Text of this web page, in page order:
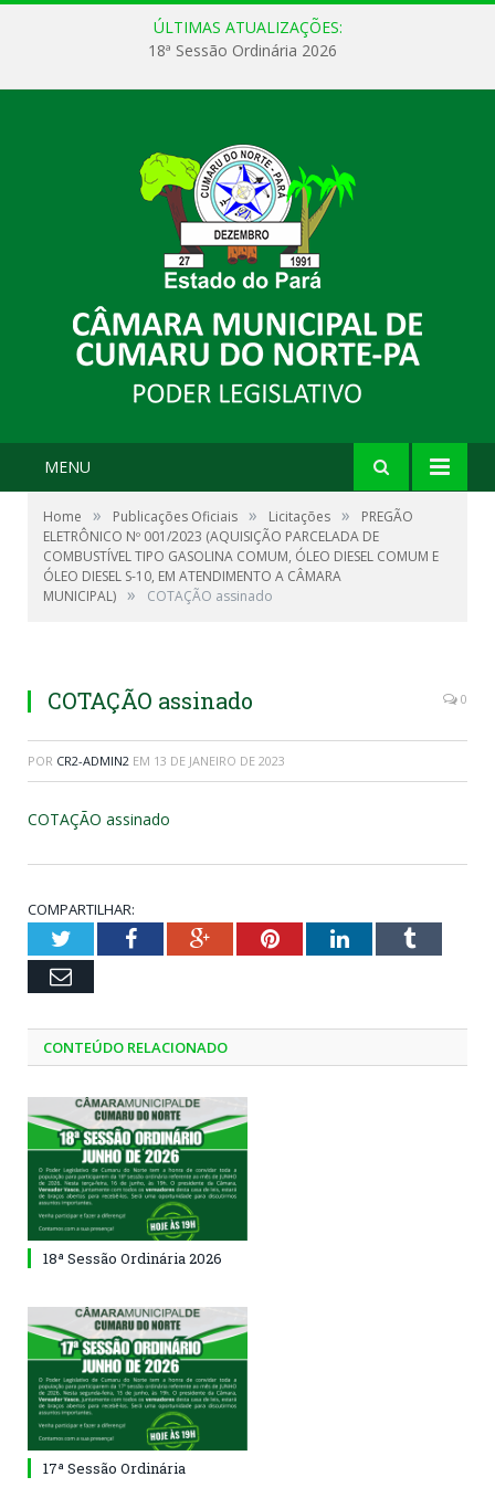
ÚLTIMAS ATUALIZAÇÕES:
18ª Sessão Ordinária 2026
MENU
Home » Publicações Oficiais » Licitações »
PREGÃO
ELETRÔNICO Nº 001/2023 (AQUISIÇÃO PARCELADA DE
COMBUSTÍVEL TIPO GASOLINA COMUM, ÓLEO DIESEL COMUM E
ÓLEO DIESEL S-10, EM ATENDIMENTO A CÂMARA
MUNICIPAL) » COTAÇÃO assinado
COTAÇÃO assinado 0
POR CR2-ADMIN2 EM 13 DE JANEIRO DE 2023
COTAÇÃO assinado
COMPARTILHAR:
TwitterFacebookGoogle+PinterestLinkedInTumblr
Email
CONTEÚDO RELACIONADO
18ª Sessão Ordinária 2026
17ª Sessão Ordinária